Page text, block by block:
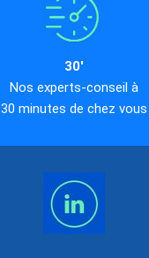
30'
Nos experts-conseil à
30 minutes de chez vous